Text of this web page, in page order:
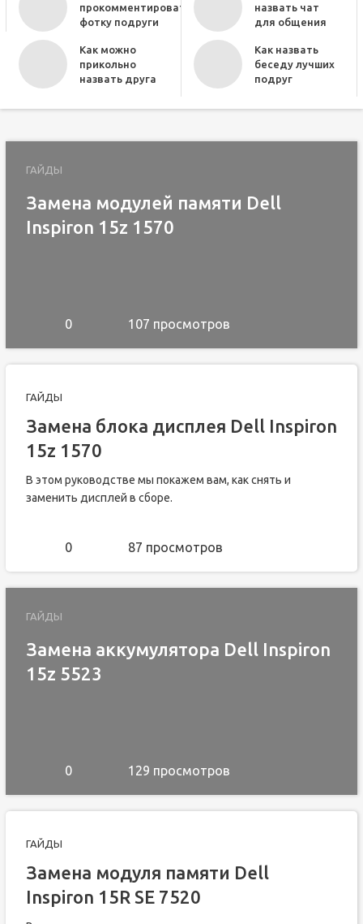
прокомментировать
фотку подруги
назвать чат
для общения
Как можно
прикольно
назвать друга
Как назвать
беседу лучших
подруг
ГАЙДЫ
Замена модулей памяти Dell
Inspiron 15z 1570
0 107 просмотров
ГАЙДЫ
Замена блока дисплея Dell Inspiron
15z 1570
В этом руководстве мы покажем вам, как снять и
заменить дисплей в сборе.
0 87 просмотров
ГАЙДЫ
Замена аккумулятора Dell Inspiron
15z 5523
0 129 просмотров
ГАЙДЫ
Замена модуля памяти Dell
Inspiron 15R SE 7520